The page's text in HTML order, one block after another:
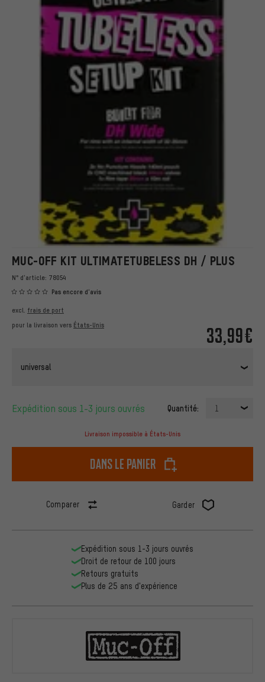
MUC-OFF KIT ULTIMATETUBELESS DH / PLUS
N° d'article: 78054
Pas encore d'avis
33,99€
excl. frais de port
pour la livraison vers États-Unis
universal
Expédition sous 1-3 jours ouvrés Quantité: 1
Livraison impossible à États-Unis
dans le panier
Comparer Garder
Expédition sous 1-3 jours ouvrés
Droit de retour de 100 jours
Retours gratuits
Plus de 25 ans d'expérience